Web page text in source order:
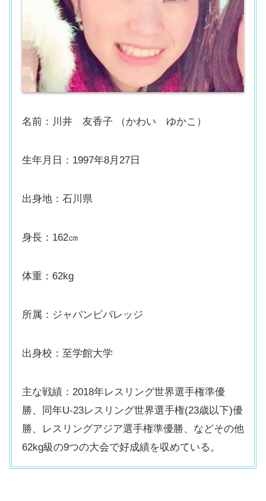
名前：川井 友香子 （かわい ゆかこ）
生年月日：1997年8月27日
出身地：石川県
身長：162㎝
体重：62kg
所属：ジャパンビバレッジ
出身校：至学館大学
主な戦績：2018年レスリング世界選手権準優
勝、同年U-23レスリング世界選手権(23歳以下)優
勝、レスリングアジア選手権準優勝、などその他
62kg級の9つの大会で好成績を収めている。